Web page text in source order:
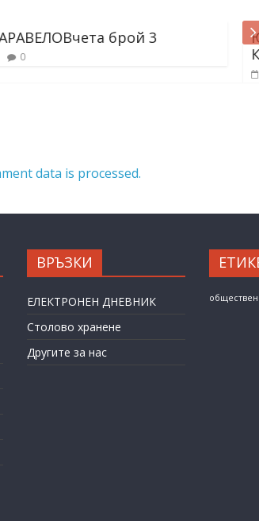
3
Юбилеен
data is processed.
ВРЪЗКИ
ЕЛЕКТРОНЕН ДНЕВНИК
Столово хранене
Другите за нас